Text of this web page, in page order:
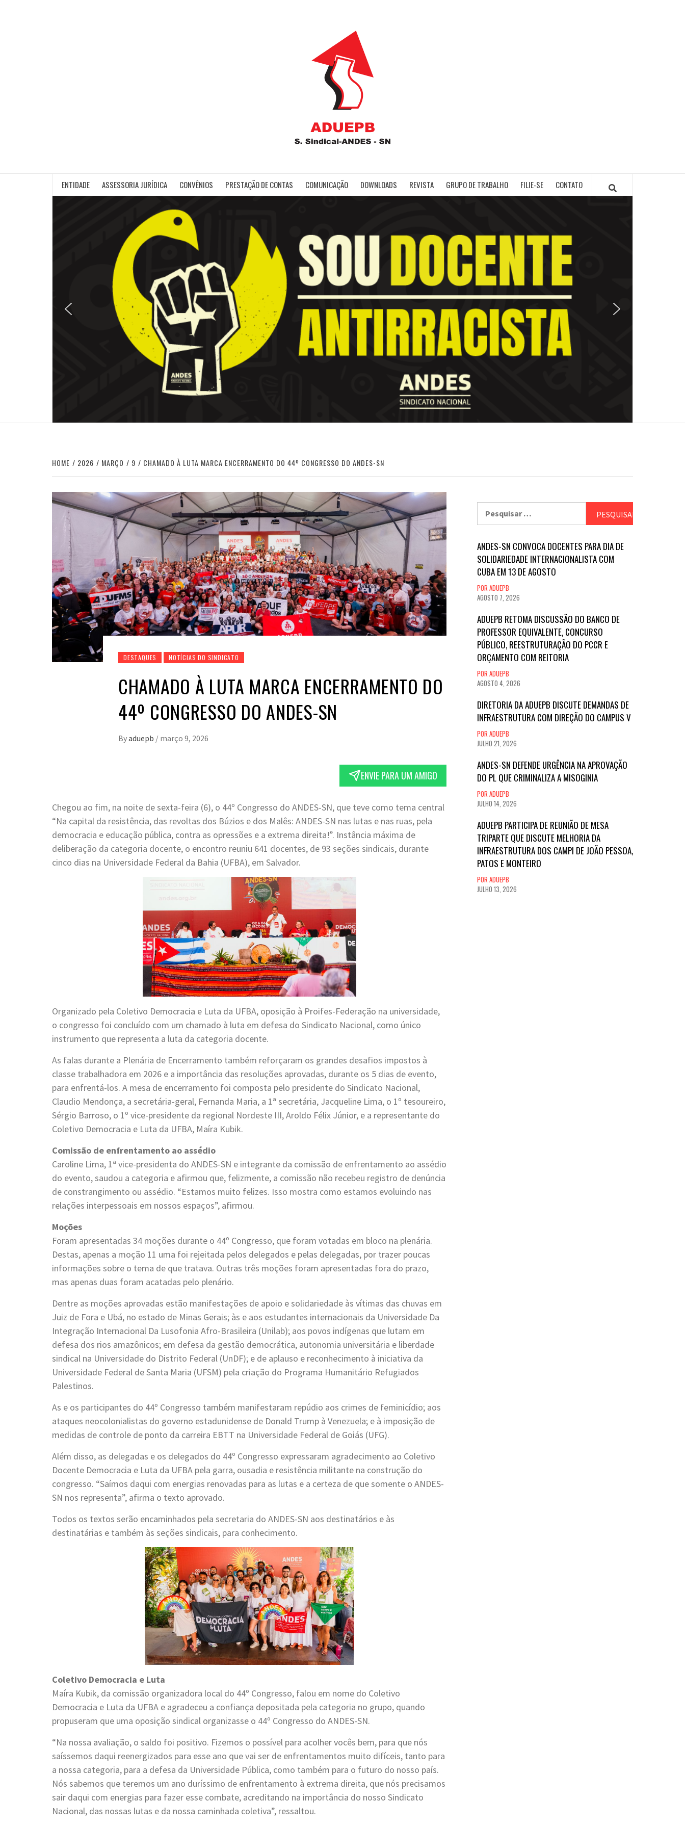
ENTIDADE ASSESSORIA JURÍDICA CONVÊNIOS PRESTAÇÃO DE CONTAS COMUNICAÇÃO DOWNLOADS REVISTA GRUPO DE TRABALHO FILIE-SE CONTATO
HOME 2026 MARÇO 9 CHAMADO À LUTA MARCA ENCERRAMENTO DO 44º CONGRESSO DO ANDES-SN
DESTAQUES NOTÍCIAS DO SINDICATO
CHAMADO À LUTA MARCA ENCERRAMENTO DO
44º CONGRESSO DO ANDES-SN
Byaduepb / março 9, 2026
ENVIE PARA UM AMIGO
Chegou ao fim, na noite de sexta-feira (6), o 44º Congresso do ANDES-SN, que teve como tema central
“Na capital da resistência, das revoltas dos Búzios e dos Malês: ANDES-SN nas lutas e nas ruas, pela
democracia e educação pública, contra as opressões e a extrema direita!”. Instância máxima de
deliberação da categoria docente, o encontro reuniu 641 docentes, de 93 seções sindicais, durante
cinco dias na Universidade Federal da Bahia (UFBA), em Salvador.
Organizado pela Coletivo Democracia e Luta da UFBA, oposição à Proifes-Federação na universidade,
o congresso foi concluído com um chamado à luta em defesa do Sindicato Nacional, como único
instrumento que representa a luta da categoria docente.
As falas durante a Plenária de Encerramento também reforçaram os grandes desafios impostos à
classe trabalhadora em 2026 e a importância das resoluções aprovadas, durante os 5 dias de evento,
para enfrentá-los. A mesa de encerramento foi composta pelo presidente do Sindicato Nacional,
Claudio Mendonça, a secretária-geral, Fernanda Maria, a 1ª secretária, Jacqueline Lima, o 1º tesoureiro,
Sérgio Barroso, o 1º vice-presidente da regional Nordeste III, Aroldo Félix Júnior, e a representante do
Coletivo Democracia e Luta da UFBA, Maíra Kubik.
Comissão de enfrentamento ao assédio
Caroline Lima, 1ª vice-presidenta do ANDES-SN e integrante da comissão de enfrentamento ao assédio
do evento, saudou a categoria e afirmou que, felizmente, a comissão não recebeu registro de denúncia
de constrangimento ou assédio. “Estamos muito felizes. Isso mostra como estamos evoluindo nas
relações interpessoais em nossos espaços”, afirmou.
Moções
Foram apresentadas 34 moções durante o 44º Congresso, que foram votadas em bloco na plenária.
Destas, apenas a moção 11 uma foi rejeitada pelos delegados e pelas delegadas, por trazer poucas
informações sobre o tema de que tratava. Outras três moções foram apresentadas fora do prazo,
mas apenas duas foram acatadas pelo plenário.
Dentre as moções aprovadas estão manifestações de apoio e solidariedade às vítimas das chuvas em
Juiz de Fora e Ubá, no estado de Minas Gerais; às e aos estudantes internacionais da Universidade Da
Integração Internacional Da Lusofonia Afro-Brasileira (Unilab); aos povos indígenas que lutam em
defesa dos rios amazônicos; em defesa da gestão democrática, autonomia universitária e liberdade
sindical na Universidade do Distrito Federal (UnDF); e de aplauso e reconhecimento à iniciativa da
Universidade Federal de Santa Maria (UFSM) pela criação do Programa Humanitário Refugiados
Palestinos.
As e os participantes do 44º Congresso também manifestaram repúdio aos crimes de feminicídio; aos
ataques neocolonialistas do governo estadunidense de Donald Trump à Venezuela; e à imposição de
medidas de controle de ponto da carreira EBTT na Universidade Federal de Goiás (UFG).
Além disso, as delegadas e os delegados do 44º Congresso expressaram agradecimento ao Coletivo
Docente Democracia e Luta da UFBA pela garra, ousadia e resistência militante na construção do
congresso. “Saímos daqui com energias renovadas para as lutas e a certeza de que somente o ANDES-
SN nos representa”, afirma o texto aprovado.
Todos os textos serão encaminhados pela secretaria do ANDES-SN aos destinatários e às
destinatárias e também às seções sindicais, para conhecimento.
Coletivo Democracia e Luta
Maíra Kubik, da comissão organizadora local do 44º Congresso, falou em nome do Coletivo
Democracia e Luta da UFBA e agradeceu a confiança depositada pela categoria no grupo, quando
propuseram que uma oposição sindical organizasse o 44º Congresso do ANDES-SN.
“Na nossa avaliação, o saldo foi positivo. Fizemos o possível para acolher vocês bem, para que nós
saíssemos daqui reenergizados para esse ano que vai ser de enfrentamentos muito difíceis, tanto para
a nossa categoria, para a defesa da Universidade Pública, como também para o futuro do nosso país.
Nós sabemos que teremos um ano duríssimo de enfrentamento à extrema direita, que nós precisamos
sair daqui com energias para fazer esse combate, acreditando na importância do nosso Sindicato
Nacional, das nossas lutas e da nossa caminhada coletiva”, ressaltou.
por:
ANDES-SN CONVOCA DOCENTES PARA DIA DE
SOLIDARIEDADE INTERNACIONALISTA COM
CUBA EM 13 DE AGOSTO
POR ADUEPB
AGOSTO 7, 2026
ADUEPB RETOMA DISCUSSÃO DO BANCO DE
PROFESSOR EQUIVALENTE, CONCURSO
PÚBLICO, REESTRUTURAÇÃO DO PCCR E
ORÇAMENTO COM REITORIA
POR ADUEPB
AGOSTO 4, 2026
DIRETORIA DA ADUEPB DISCUTE DEMANDAS DE
INFRAESTRUTURA COM DIREÇÃO DO CAMPUS V
POR ADUEPB
JULHO 21, 2026
ANDES-SN DEFENDE URGÊNCIA NA APROVAÇÃO
DO PL QUE CRIMINALIZA A MISOGINIA
POR ADUEPB
JULHO 14, 2026
ADUEPB PARTICIPA DE REUNIÃO DE MESA
TRIPARTE QUE DISCUTE MELHORIA DA
INFRAESTRUTURA DOS CAMPI DE JOÃO PESSOA,
PATOS E MONTEIRO
POR ADUEPB
JULHO 13, 2026